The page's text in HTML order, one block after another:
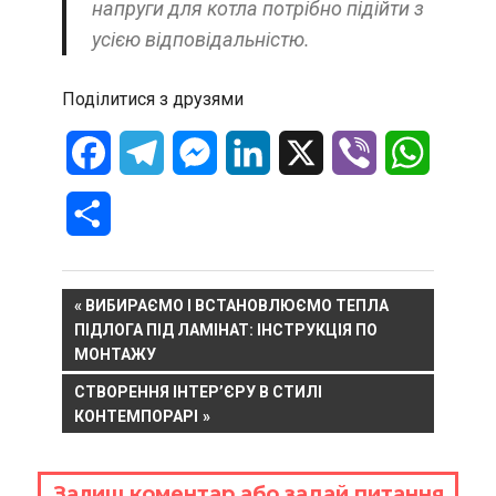
напруги для котла потрібно підійти з
усією відповідальністю.
Поділитися з друзями
FacebookTelegramMessenger
LinkedIn Viber
Навигация
по
записям
PREVIOUS
POST:
ВИБИРАЄМО І ВСТАНОВЛЮЄМО ТЕПЛА
ПІДЛОГА ПІД ЛАМІНАТ: ІНСТРУКЦІЯ ПО
МОНТАЖУ
NEXT
POST:
СТВОРЕННЯ ІНТЕР’ЄРУ В СТИЛІ
КОНТЕМПОРАРІ